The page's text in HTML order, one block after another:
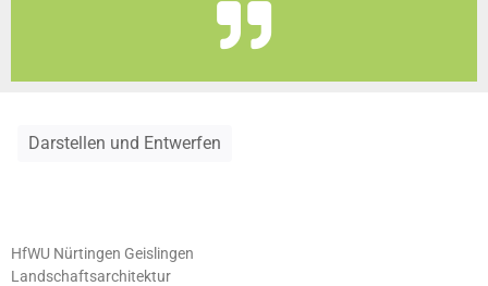
Darstellen und Entwerfen
HfWU Nürtingen Geislingen
Landschaftsarchitektur